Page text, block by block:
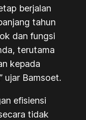
berjalan
tahun
dan fungsi
terutama
kepada
ujar Bamsoet.
efisiensi
tidak